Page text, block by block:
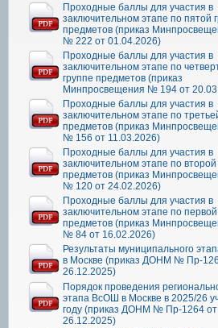
Проходные баллы для участия в
заключительном этапе по пятой
предметов (приказ
№ 222 от 01.04.2026)
Проходные баллы для участия в
заключительном этапе по
группе предметов (приказ
Минпросвещения № 194 от
Проходные баллы для участия в
заключительном этапе по
предметов (приказ
№ 156 от 11.03.2026)
Проходные баллы для участия в
заключительном этапе по второй
предметов (приказ
№ 120 от 24.02.2026)
Проходные баллы для участия в
заключительном этапе по первой
предметов (приказ
№ 84 от 16.02.2026)
Результаты муниципального
в Москве (приказ ДОНМ № Пр-
26.12.2025)
Порядок проведения
этапа ВсОШ в Москве в 2025/26
году (приказ ДОНМ № Пр-1264 от
26.12.2025)